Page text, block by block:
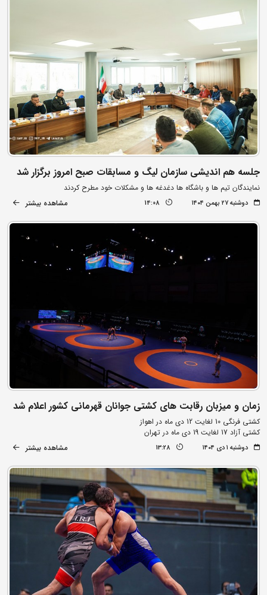
جلسه هم اندیشی سازمان لیگ و مسابقات صبح امروز برگزار شد
نمایندگان تیم ها و باشگاه ها دغدغه ها و مشکلات خود مطرح کردند
دوشنبه ۲۷ بهمن ۱۴۰۴ 14:08 مشاهده بیشتر
زمان و میزبان رقابت های کشتی جوانان قهرمانی کشور اعلام شد
کشتی فرنگی 10 لغایت 12 دی ماه در اهواز
کشتی آزاد 17 لغایت 19 دی ماه در تهران
دوشنبه ۱ دی ۱۴۰۴ 13:28 مشاهده بیشتر